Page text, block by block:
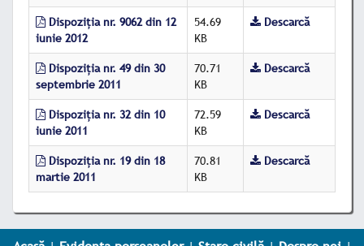
Dispoziţia nr. 9062 din 12
iunie 2012
54.69
KB
Descarcă
Dispoziţia nr. 49 din 30
septembrie 2011
70.71
KB
Descarcă
Dispoziţia nr. 32 din 10
iunie 2011
72.59
KB
Descarcă
Dispoziţia nr. 19 din 18
martie 2011
70.81
KB
Descarcă